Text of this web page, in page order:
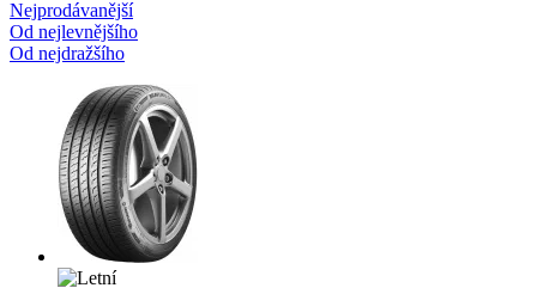
Nejprodávanější
Od nejlevnějšího
Od nejdražšího